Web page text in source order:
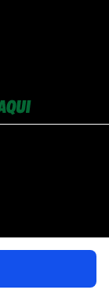
inscrita no
dos Alpes, nº